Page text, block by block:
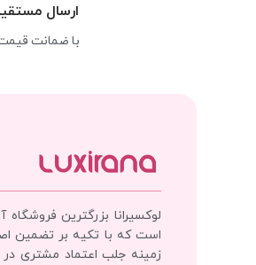
ارسال
با ضمانت قیمت
لوکسیرانا بزرگترین فروشگاه
است که با تکیه بر تضمین
زمینه جلب اعتماد مشتری